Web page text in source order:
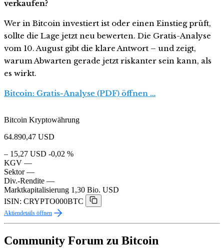
verkaufen?
Wer in Bitcoin investiert ist oder einen Einstieg prüft,
sollte die Lage jetzt neu bewerten. Die Gratis-Analyse
vom 10. August gibt die klare Antwort – und zeigt,
warum Abwarten gerade jetzt riskanter sein kann, als
es wirkt.
Bitcoin: Gratis-Analyse (PDF) öffnen …
Bitcoin Kryptowährung
64.890,47 USD
– 15,27 USD -0,02 %
KGV —
Sektor —
Div.-Rendite —
Marktkapitalisierung 1,30 Bio. USD
ISIN: CRYPTO000BTC
Aktiendetails öffnen
Community Forum zu Bitcoin